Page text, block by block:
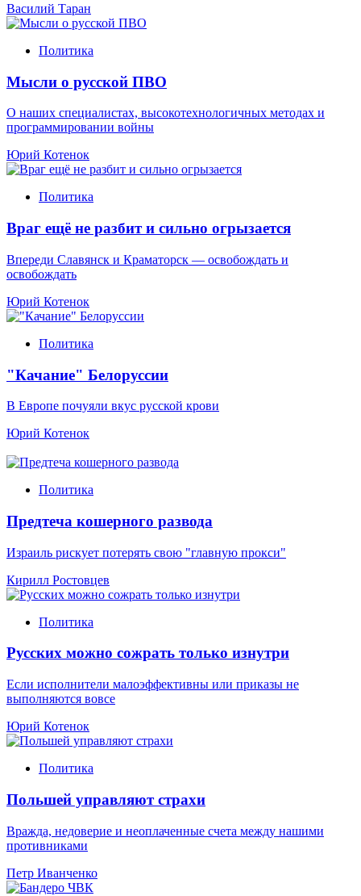
Василий Таран
Политика
Мысли о русской ПВО
О наших специалистах, высокотехнологичных методах и
программировании войны
Юрий Котенок
Политика
Враг ещё не разбит и сильно огрызается
Впереди Славянск и Краматорск — освобождать и
освобождать
Юрий Котенок
Политика
"Качание" Белоруссии
В Европе почуяли вкус русской крови
Юрий Котенок
Политика
Предтеча кошерного развода
Израиль рискует потерять свою "главную прокси"
Кирилл Ростовцев
Политика
Русских можно сожрать только изнутри
Если исполнители малоэффективны или приказы не
выполняются вовсе
Юрий Котенок
Политика
Польшей управляют страхи
Вражда, недоверие и неоплаченные счета между нашими
противниками
Петр Иванченко